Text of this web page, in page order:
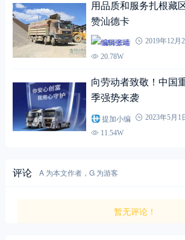
用品质和服务扎根藏
赞汕德卡
编辑张靖 2019年12月
20.78W
向劳动者致敬！中国
季强势来袭
提加小编 2023年5月1
11.54W
评论 A 为本文作者，G 为游客
暂无评论！